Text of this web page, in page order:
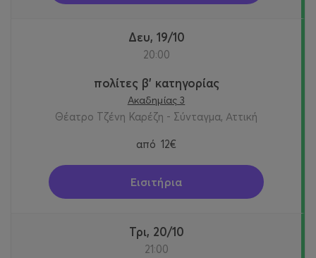
Δευ, 19/10
20:00
πολίτες β' κατηγορίας
Ακαδημίας 3
Θέατρο Τζένη Καρέζη - Σύνταγμα, Αττική
από 12€
Εισιτήρια
Τρι, 20/10
21:00